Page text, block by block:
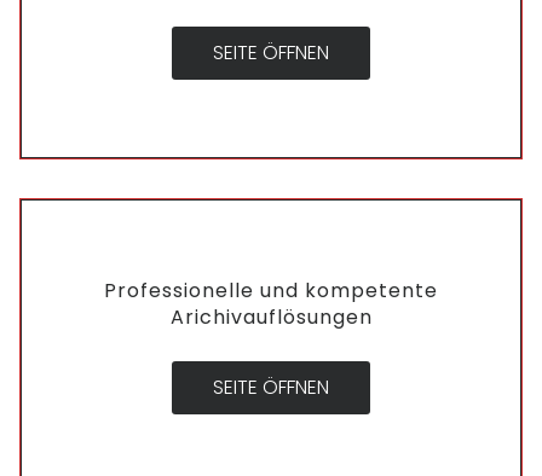
SEITE ÖFFNEN
Professionelle und kompetente
Arichivauflösungen
SEITE ÖFFNEN